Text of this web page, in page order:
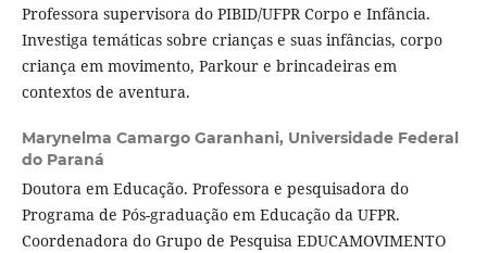
Professora supervisora do PIBID/UFPR Corpo e Infância.
Investiga temáticas sobre crianças e suas infâncias, corpo
criança em movimento, Parkour e brincadeiras em
contextos de aventura.
Marynelma Camargo Garanhani, Universidade Federal
do Paraná
Doutora em Educação. Professora e pesquisadora do
Programa de Pós-graduação em Educação da UFPR.
Coordenadora do Grupo de Pesquisa EDUCAMOVIMENTO